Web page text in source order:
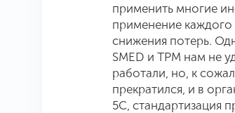
применить многие
применение каждого
снижения потерь.
SMED и TPM нам не
работали, но, к
прекратился, и в
5С, стандартизация